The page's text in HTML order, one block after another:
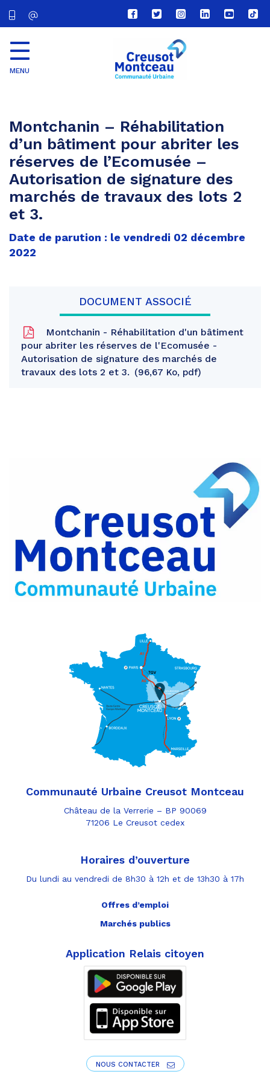
Lien
vers
compte
Facebook
Lien
vers
compte
Twitter
Lien
vers
le
compte
Lien
vers
Lien
vers
Lien
vers
MENU
Montchanin – Réhabilitation
d’un bâtiment pour abriter les
réserves de l’Ecomusée –
Autorisation de signature des
marchés de travaux des lots 2
et 3.
Date de parution : le vendredi 02 décembre
2022
DOCUMENT ASSOCIÉ
Montchanin - Réhabilitation d'un bâtiment
pour abriter les réserves de l'Ecomusée -
Autorisation de signature des marchés de
travaux des lots 2 et 3.
96,67 Ko, pdf
Facebook
Partager
Twitter
Partager
par
e-
mail
Communauté Urbaine Creusot Montceau
Château de la Verrerie – BP 90069
71206 Le Creusot cedex
Horaires d’ouverture
Du lundi au vendredi de 8h30 à 12h et de 13h30 à 17h
Offres d’emploi
Marchés publics
Application Relais citoyen
NOUS CONTACTER